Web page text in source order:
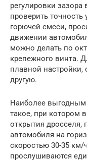
регулировки
проверить
горючей смеси,
движении
можно делать по
крепежного винта.
плавной настройки,
другую.
Наиболее выгодным
такое, при котором
открытия дросселя,
автомобиля на
скоростью 30-35 км/
прослушиваются